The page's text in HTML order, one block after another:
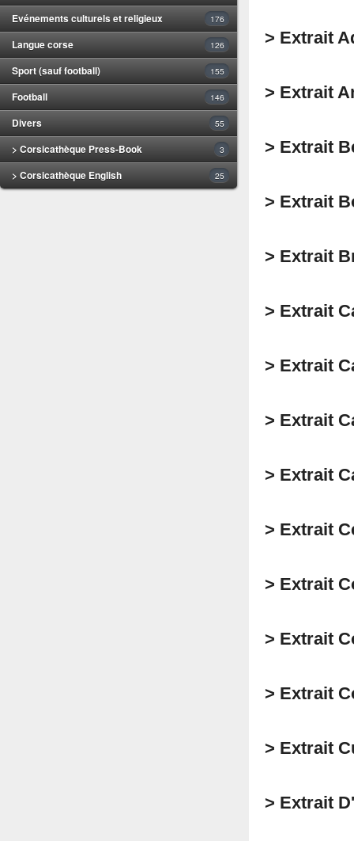
Evénements culturels et religieux 176
Langue corse 126
Sport (sauf football) 155
Football 146
Divers 55
> Corsicathèque Press-Book 3
> Corsicathèque English 25
> Extrait
> Extrait
> Extrait
> Extrait
> Extrait
> Extrait
> Extrait
> Extrait
> Extrait
> Extrait
> Extrait
> Extrait
> Extrait
> Extrait
> Extrait